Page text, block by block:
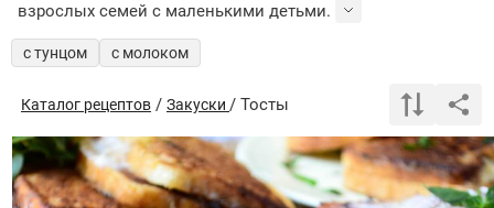
взрослых семей с маленькими детьми.
с тунцом с молоком
Каталог рецептов / Закуски / Тосты